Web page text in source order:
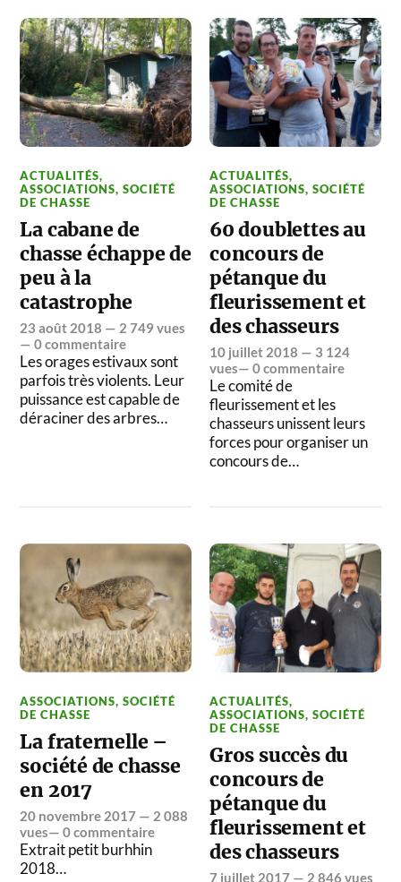
ACTUALITÉS,
ASSOCIATIONS,SOCIÉTÉ
DE CHASSE
La cabane de
chasse échappe de
peu à la
catastrophe
23 août 2018 — 2 749 vues
—0 commentaire
Les orages estivaux sont
parfois très violents. Leur
puissance est capable de
déraciner des arbres…
ACTUALITÉS,
ASSOCIATIONS,SOCIÉTÉ
DE CHASSE
60 doublettes au
concours de
pétanque du
fleurissement et
des chasseurs
10 juillet 2018 — 3 124
vues—0 commentaire
Le comité de
fleurissement et les
chasseurs unissent leurs
forces pour organiser un
concours de…
ASSOCIATIONS,SOCIÉTÉ
DE CHASSE
La fraternelle –
société de chasse
en 2017
20 novembre 2017 — 2 088
vues—0 commentaire
Extrait petit burhhin
2018…
ACTUALITÉS,
ASSOCIATIONS,SOCIÉTÉ
DE CHASSE
Gros succès du
concours de
pétanque du
fleurissement et
des chasseurs
7 juillet 2017 — 2 846 vues